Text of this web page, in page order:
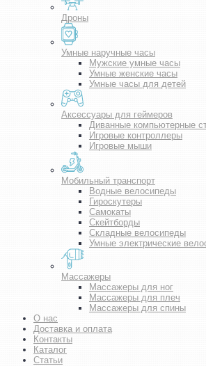
Дроны
Умные наручные часы
Мужские умные часы
Умные женские часы
Умные часы для детей
Аксессуары для геймеров
Диванные компьютерные
Игровые контроллеры
Игровые мыши
Мобильный транспорт
Водные велосипеды
Гироскутеры
Самокаты
Скейтборды
Складные велосипеды
Умные электрические
Массажеры
Массажеры для ног
Массажеры для плеч
Массажеры для спины
О нас
Доставка и оплата
Контакты
Каталог
Статьи